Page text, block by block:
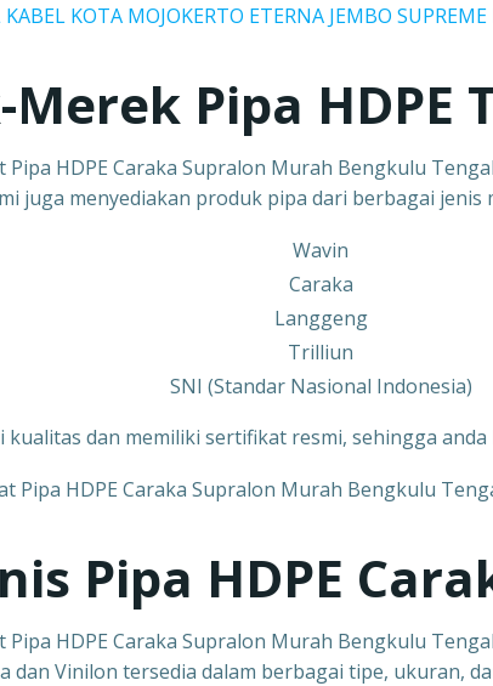
KABEL KOTA MOJOKERTO ETERNA JEMBO
Pipa HDPE
Pipa HDPE Caraka Supralon Murah Bengkulu
juga menyediakan produk pipa dari berbagai
Wavin
Caraka
Langgeng
Trilliun
SNI (Standar Nasional Indonesia)
dan memiliki sertifikat resmi, sehingga
Pipa HDPE
Pipa HDPE Caraka Supralon Murah Bengkulu
dan Vinilon tersedia dalam berbagai tipe, ukuran,